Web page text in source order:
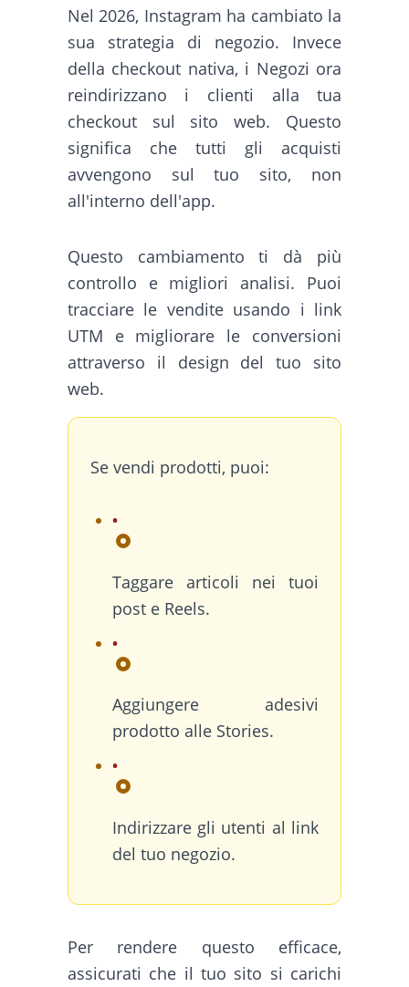
Nel 2026, Instagram ha cambiato la
sua strategia di negozio. Invece
della checkout nativa, i Negozi ora
reindirizzano i clienti alla tua
checkout sul sito web. Questo
significa che tutti gli acquisti
avvengono sul tuo sito, non
all'interno dell'app.
Questo cambiamento ti dà più
controllo e migliori analisi. Puoi
tracciare le vendite usando i link
UTM e migliorare le conversioni
attraverso il design del tuo sito
web.
Se vendi prodotti, puoi:
Taggare articoli nei tuoi
post e Reels.
Aggiungere adesivi
prodotto alle Stories.
Indirizzare gli utenti al link
del tuo negozio.
Per rendere questo efficace,
assicurati che il tuo sito si carichi